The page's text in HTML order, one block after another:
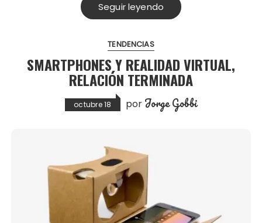
Seguir leyendo
TENDENCIAS
SMARTPHONES Y REALIDAD VIRTUAL,
RELACIÓN TERMINADA
octubre 18 por Jorge Gobbi